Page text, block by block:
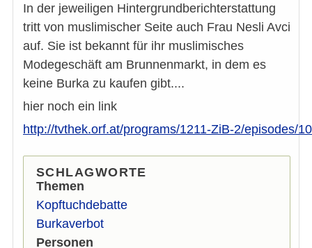
In der jeweiligen Hintergrundberichterstattung
tritt von muslimischer Seite auch Frau Nesli Avci
auf. Sie ist bekannt für ihr muslimisches
Modegeschäft am Brunnenmarkt, in dem es
keine Burka zu kaufen gibt....
hier noch ein link
http://tvthek.orf.at/programs/1211-ZiB-2/episodes/
SCHLAGWORTE
Themen
Kopftuchdebatte
Burkaverbot
Personen